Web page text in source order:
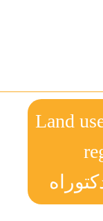
Land